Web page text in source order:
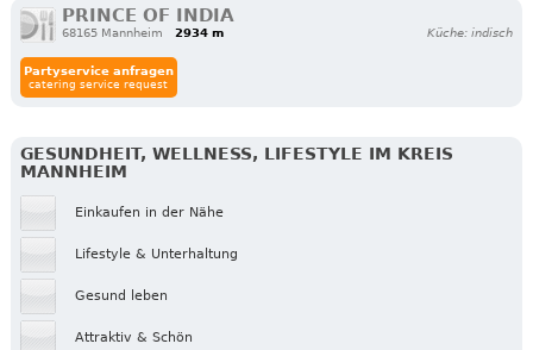
PRINCE OF INDIA
68165 Mannheim 2934 m Küche: indisch
Partyservice anfragen
catering service request
GESUNDHEIT, WELLNESS, LIFESTYLE IM KREIS
MANNHEIM
Einkaufen in der Nähe
Lifestyle & Unterhaltung
Gesund leben
Attraktiv & Schön